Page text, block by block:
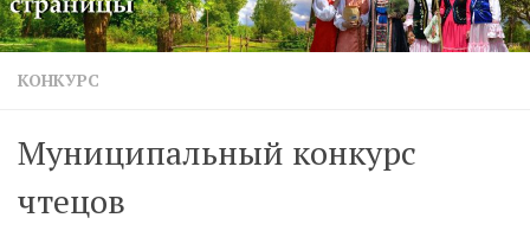
КОНКУРС
Муниципальный конкурс
чтецов